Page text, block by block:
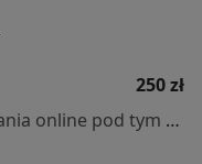
250 zł
Specjalista nie oferuje umawiania online pod tym adresem.